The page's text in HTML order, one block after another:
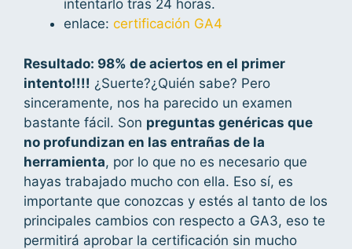
intentarlo tras 24 horas.
enlace: certificación GA4
Resultado: 98% de aciertos en el primer
intento!!!! ¿Suerte?¿Quién sabe? Pero
sinceramente, nos ha parecido un examen
bastante fácil. Son preguntas genéricas que
no profundizan en las entrañas de la
herramienta, por lo que no es necesario que
hayas trabajado mucho con ella. Eso sí, es
importante que conozcas y estés al tanto de los
principales cambios con respecto a GA3, eso te
permitirá aprobar la certificación sin mucho